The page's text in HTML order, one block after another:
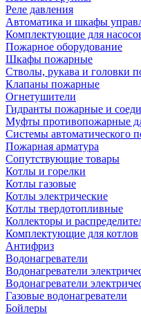
Реле давления
Автоматика и шкафы
Комплектующие для
Пожарное оборудование
Шкафы пожарные
Стволы, рукава и головки
Клапаны пожарные
Огнетушители
Гидранты пожарные и
Муфты противопожарные
Системы автоматического
Пожарная арматура
Сопутствующие товары
Котлы и горелки
Котлы газовые
Котлы электрические
Котлы твердотопливные
Коллекторы и
Комплектующие для котлов
Антифриз
Водонагреватели
Водонагреватели
Водонагреватели
Газовые водонагреватели
Бойлеры